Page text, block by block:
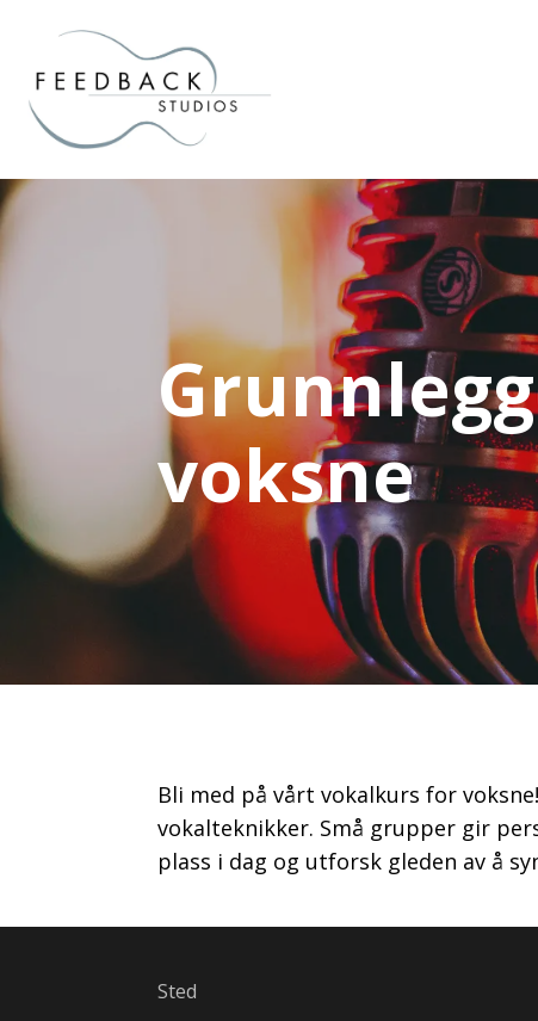
voksne
Bli med på vårt vokalkurs for
vokalteknikker. Små grupper gir
plass i dag og utforsk gleden av å
Sted